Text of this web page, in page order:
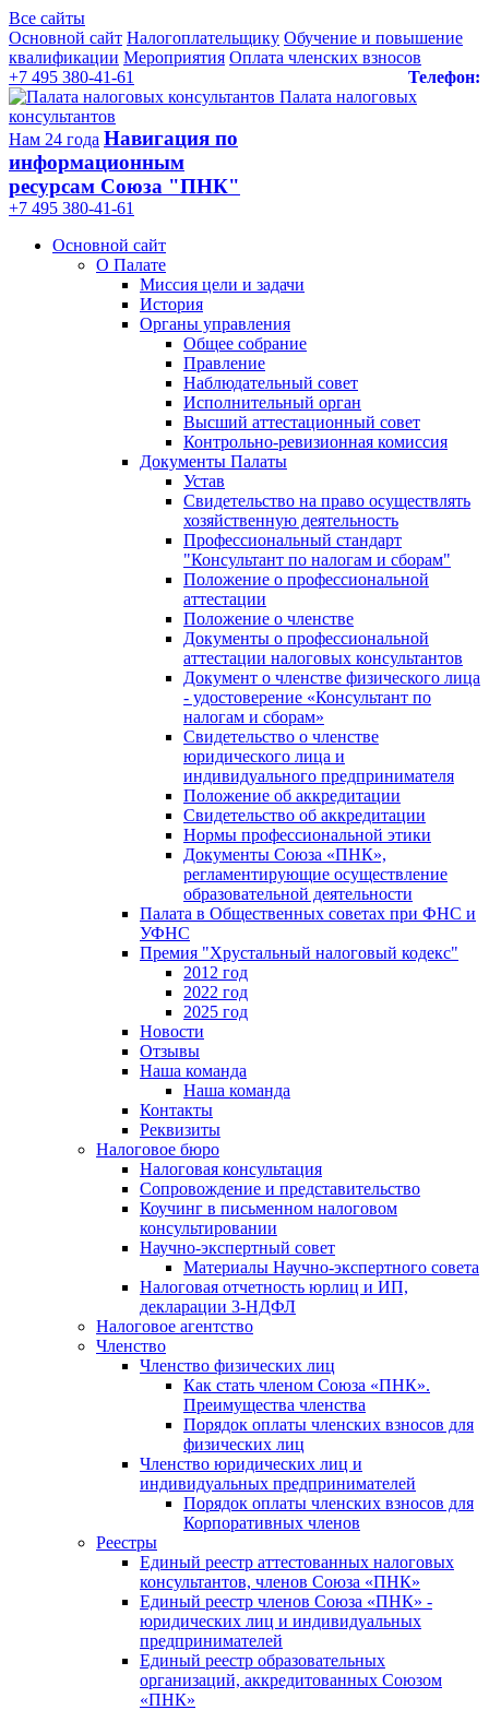
Все сайты
Основной сайт Налогоплательщику Обучение и повышение
квалификации Мероприятия Оплата членских взносов
Телефон:
+7 495 380-41-61
Палата налоговых
консультантов
Нам 24 года Навигация по
информационным
ресурсам Союза "ПНК"
+7 495 380‑41‑61
Основной сайт
О Палате
Миссия цели и задачи
История
Органы управления
Общее собрание
Правление
Наблюдательный совет
Исполнительный орган
Высший аттестационный совет
Контрольно-ревизионная комиссия
Документы Палаты
Устав
Свидетельство на право осуществлять
хозяйственную деятельность
Профессиональный стандарт
"Консультант по налогам и сборам"
Положение о профессиональной
аттестации
Положение о членстве
Документы о профессиональной
аттестации налоговых консультантов
Документ о членстве физического лица
- удостоверение «Консультант по
налогам и сборам»
Свидетельство о членстве
юридического лица и
индивидуального предпринимателя
Положение об аккредитации
Свидетельство об аккредитации
Нормы профессиональной этики
Документы Союза «ПНК»,
регламентирующие осуществление
образовательной деятельности
Палата в Общественных советах при ФНС и
УФНС
Премия "Хрустальный налоговый кодекс"
2012 год
2022 год
2025 год
Новости
Отзывы
Наша команда
Наша команда
Контакты
Реквизиты
Налоговое бюро
Налоговая консультация
Cопровождение и представительство
Коучинг в письменном налоговом
консультировании
Научно-экспертный совет
Материалы Научно-экспертного совета
Налоговая отчетность юрлиц и ИП,
декларации 3-НДФЛ
Налоговое агентство
Членство
Членство физических лиц
Как стать членом Союза «ПНК».
Преимущества членства
Порядок оплаты членских взносов для
физических лиц
Членство юридических лиц и
индивидуальных предпринимателей
Порядок оплаты членских взносов для
Корпоративных членов
Реестры
Единый реестр аттестованных налоговых
консультантов, членов Союза «ПНК»
Единый реестр членов Союза «ПНК» -
юридических лиц и индивидуальных
предпринимателей
Единый реестр образовательных
организаций, аккредитованных Союзом
«ПНК»